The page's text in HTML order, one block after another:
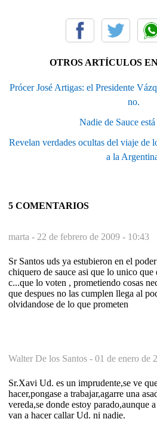
OTROS ARTÍCULOS
Prócer José Artigas: el Presidente
no.
Nadie de Sauce
Revelan verdades ocultas del viaje de
a la
5 COMENTARIOS
marta - 22 de febrero de 2009 - 10:43
Sr Santos uds ya estubieron en el
chiquero de sauce asi que lo unico que
c...que lo voten , prometiendo cosas
que despues no las cumplen llega al
olvidandose de lo que prometen
Walter De los Santos - 01 de enero de
Sr.Xavi Ud. es un imprudente,se ve
hacer,pongase a trabajar,agarre una
vereda,se donde estoy parado,aunque
van a hacer callar Ud. ni nadie.